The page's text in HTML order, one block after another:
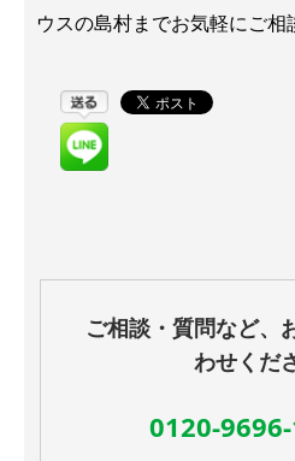
ウスの島村までお気軽にご
ご相談・質問など、
わせくだ
0120-